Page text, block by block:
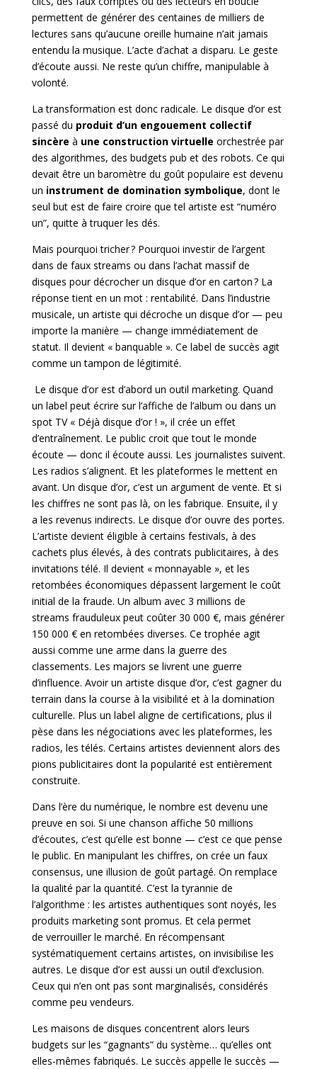
permettent de générer des centaines de milliers de
lectures sans qu’aucune oreille humaine n’ait jamais
entendu la musique. L’acte d’achat a disparu. Le geste
d’écoute aussi. Ne reste qu’un chiffre, manipulable à
volonté.
La transformation est donc radicale. Le disque d’or est
passé du produit d’un engouement collectif
sincère à une construction virtuelle orchestrée par
des algorithmes, des budgets pub et des robots. Ce qui
devait être un baromètre du goût populaire est devenu
un instrument de domination symbolique, dont le
seul but est de faire croire que tel artiste est “numéro
un”, quitte à truquer les dés.
Mais pourquoi tricher ? Pourquoi investir de l’argent
dans de faux streams ou dans l’achat massif de
disques pour décrocher un disque d’or en carton ? La
réponse tient en un mot : rentabilité. Dans l’industrie
musicale, un artiste qui décroche un disque d’or — peu
importe la manière — change immédiatement de
statut. Il devient « banquable ». Ce label de succès agit
comme un tampon de légitimité.
Le disque d’or est d’abord un outil marketing. Quand
un label peut écrire sur l’affiche de l’album ou dans un
spot TV « Déjà disque d’or ! », il crée un effet
d’entraînement. Le public croit que tout le monde
écoute — donc il écoute aussi. Les journalistes suivent.
Les radios s’alignent. Et les plateformes le mettent en
avant. Un disque d’or, c’est un argument de vente. Et si
les chiffres ne sont pas là, on les fabrique. Ensuite, il y
a les revenus indirects. Le disque d’or ouvre des portes.
L’artiste devient éligible à certains festivals, à des
cachets plus élevés, à des contrats publicitaires, à des
invitations télé. Il devient « monnayable », et les
retombées économiques dépassent largement le coût
initial de la fraude. Un album avec 3 millions de
streams frauduleux peut coûter 30 000 €, mais générer
150 000 € en retombées diverses. Ce trophée agit
aussi comme une arme dans la guerre des
classements. Les majors se livrent une guerre
d’influence. Avoir un artiste disque d’or, c’est gagner du
terrain dans la course à la visibilité et à la domination
culturelle. Plus un label aligne de certifications, plus il
pèse dans les négociations avec les plateformes, les
radios, les télés. Certains artistes deviennent alors des
pions publicitaires dont la popularité est entièrement
construite.
Dans l’ère du numérique, le nombre est devenu une
preuve en soi. Si une chanson affiche 50 millions
d’écoutes, c’est qu’elle est bonne — c’est ce que pense
le public. En manipulant les chiffres, on crée un faux
consensus, une illusion de goût partagé. On remplace
la qualité par la quantité. C’est la tyrannie de
l’algorithme : les artistes authentiques sont noyés, les
produits marketing sont promus. Et cela permet
de verrouiller le marché. En récompensant
systématiquement certains artistes, on invisibilise les
autres. Le disque d’or est aussi un outil d’exclusion.
Ceux qui n’en ont pas sont marginalisés, considérés
comme peu vendeurs.
Les maisons de disques concentrent alors leurs
budgets sur les “gagnants” du système… qu’elles ont
elles-mêmes fabriqués. Le succès appelle le succès —